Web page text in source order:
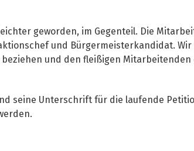
geworden, im Gegenteil. Die
und Bürgermeisterkandidat.
und den fleißigen Mitarbeitenden
seine Unterschrift für die laufende